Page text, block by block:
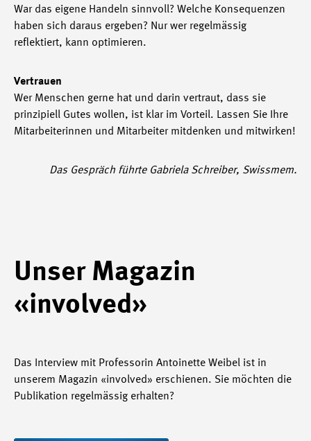
War das eigene Handeln sinnvoll? Welche Konsequenzen
haben sich daraus ergeben? Nur wer regelmässig
reflektiert, kann optimieren.
Vertrauen
Wer Menschen gerne hat und darin vertraut, dass sie
prinzipiell Gutes wollen, ist klar im Vorteil. Lassen Sie Ihre
Mitarbeiterinnen und Mitarbeiter mitdenken und mitwirken!
Das Gespräch führte Gabriela Schreiber, Swissmem.
Unser Magazin
«involved»
Das Interview mit Professorin Antoinette Weibel ist in
unserem Magazin «involved» erschienen. Sie möchten die
Publikation regelmässig erhalten?